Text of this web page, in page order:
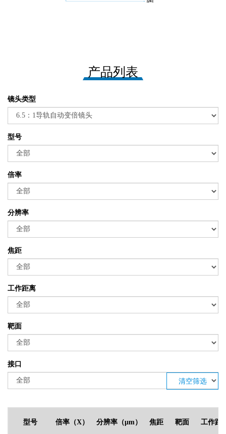
产品列表
镜头类型
型号
倍率
分辨率
焦距
工作距离
靶面
接口
清空筛选
型号 倍率（X） 分辨率（μm） 焦距 靶面 工作距